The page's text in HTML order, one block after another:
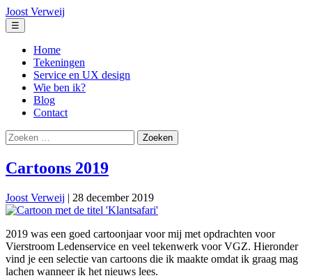
Ga
naar
de
inhoud
Joost Verweij
☰
Home
Tekeningen
Service en UX design
Wie ben ik?
Blog
Contact
Zoeken
naar:
Cartoons 2019
Joost Verweij | 28 december 2019
2019 was een goed cartoonjaar voor mij met opdrachten voor
Vierstroom Ledenservice en veel tekenwerk voor VGZ. Hieronder
vind je een selectie van cartoons die ik maakte omdat ik graag mag
lachen wanneer ik het nieuws lees.